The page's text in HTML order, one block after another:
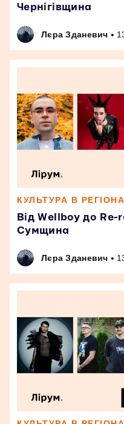
Чернігівщина
Лєра Зданевич •
КУЛЬТУРА В
Від Wellboy до Re-
Сумщина
Лєра Зданевич •